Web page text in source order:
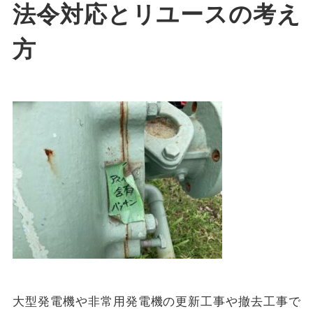
法令対応とリユースの考え
方
大型発電機や非常用発電機の更新工事や撤去工事で